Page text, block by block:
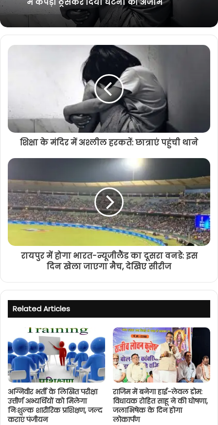
में कपड़ा ठूंसकर दिया घटना को अंजाम
नगरीय निकाय/त्रिस्तरीय पंचायत आम
निर्वाचन-2025 : नगर निगम, रायपुर अन्य
नगरीय निकाय, जनपद पंचायत परिक्षेत्र में धारा
163 लागू, जारी हुआ आदेश
शिक्षा के मंदिर में अश्लील हरकतें: छात्राएं पहुंची थाने
रायपुर में होगा भारत-न्यूजीलैंड का दूसरा वनडे: इस
दिन खेला जाएगा मैच, देखिए सीरीज
Related Articles
अग्निवीर भर्ती के लिखित परीक्षा
उत्तीर्ण अभ्यर्थियों को मिलेगा
निःशुल्क शारीरिक प्रशिक्षण, जल्द
कराएं पंजीयन
राजिम में बनेगा हाई-लेवल डोम:
विधायक रोहित साहू ने की घोषणा,
जलाभिषेक के दिन होगा
लोकार्पण